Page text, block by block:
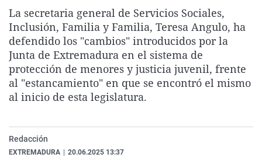
La rosa de los vientos
Gente viajera
Como el perro y el
Caso
Retornados
Equipo de
Operación Viuda
Extremadura
Galicia
La Rioja
Navarra
Virales
Televisión
Elecciones
La secretaria general de Servicios Sociales,
Inclusión, Familia y Familia, Teresa Angulo, ha
defendido los "cambios" introducidos por la
Junta de Extremadura en el sistema de
protección de menores y justicia juvenil, frente
al "estancamiento" en que se encontró el mismo
al inicio de esta legislatura.
Redacción
EXTREMADURA 20.06.2025 13:37